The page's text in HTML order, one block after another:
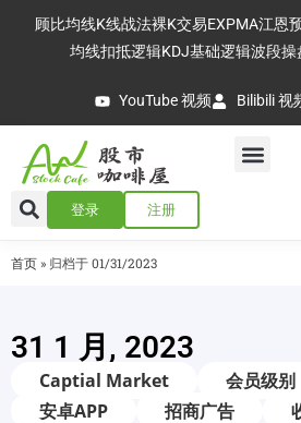
顾比均线K线战法裸K交易EXPMA江恩
均线扣抵逻辑KDJ基础逻辑波段操
YouTube 视频 Bilibili 视
登录 注册
首页 » 归档于 01/31/2023
31 1 月, 2023
Captial Market 会员级别
安卓APP
招商广告